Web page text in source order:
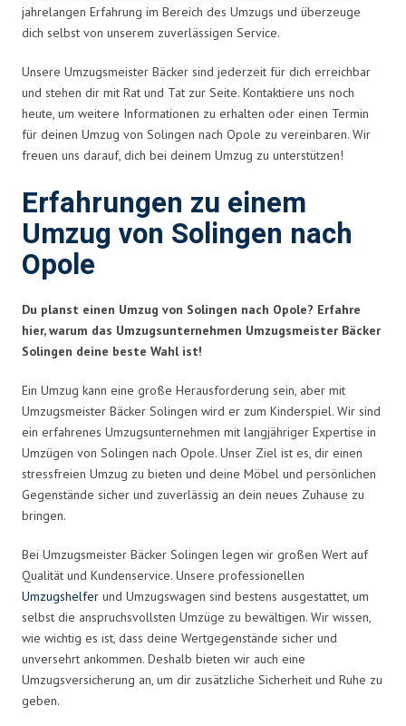
jahrelangen Erfahrung im Bereich des Umzugs und überzeuge
dich selbst von unserem zuverlässigen Service.
Unsere Umzugsmeister Bäcker sind jederzeit für dich erreichbar
und stehen dir mit Rat und Tat zur Seite. Kontaktiere uns noch
heute, um weitere Informationen zu erhalten oder einen Termin
für deinen Umzug von Solingen nach Opole zu vereinbaren. Wir
freuen uns darauf, dich bei deinem Umzug zu unterstützen!
Erfahrungen zu einem
Umzug von Solingen nach
Opole
Du planst einen Umzug von Solingen nach Opole? Erfahre
hier, warum das Umzugsunternehmen Umzugsmeister Bäcker
Solingen deine beste Wahl ist!
Ein Umzug kann eine große Herausforderung sein, aber mit
Umzugsmeister Bäcker Solingen wird er zum Kinderspiel. Wir sind
ein erfahrenes Umzugsunternehmen mit langjähriger Expertise in
Umzügen von Solingen nach Opole. Unser Ziel ist es, dir einen
stressfreien Umzug zu bieten und deine Möbel und persönlichen
Gegenstände sicher und zuverlässig an dein neues Zuhause zu
bringen.
Bei Umzugsmeister Bäcker Solingen legen wir großen Wert auf
Qualität und Kundenservice. Unsere professionellen
Umzugshelfer und Umzugswagen sind bestens ausgestattet, um
selbst die anspruchsvollsten Umzüge zu bewältigen. Wir wissen,
wie wichtig es ist, dass deine Wertgegenstände sicher und
unversehrt ankommen. Deshalb bieten wir auch eine
Umzugsversicherung an, um dir zusätzliche Sicherheit und Ruhe zu
geben.